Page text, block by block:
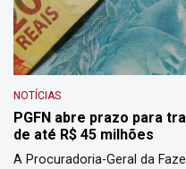
NOTÍCIAS
PGFN abre prazo para
de até R$ 45 milhões
A Procuradoria-Geral da